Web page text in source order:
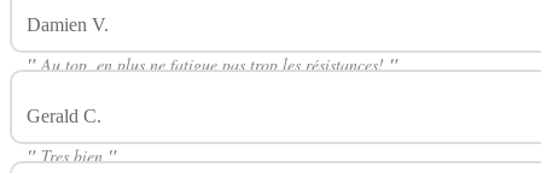
Damien V.
"Au top, en plus ne fatigue pas trop les résistances!"
Gerald C.
"Tres bien"